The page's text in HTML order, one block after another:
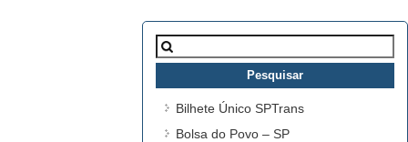
Pesquisar
por:
Bilhete Único SPTrans
Bolsa do Povo – SP